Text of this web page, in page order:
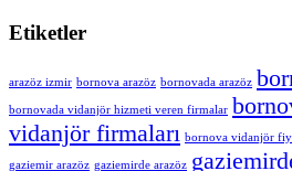
Etiketler
arazöz izmir bornova arazöz bornovada arazöz
bornovada vidanjör hizmeti veren firmalar
vidanjör firmaları bornova vidanjör
gaziemir arazöz gaziemirde arazöz